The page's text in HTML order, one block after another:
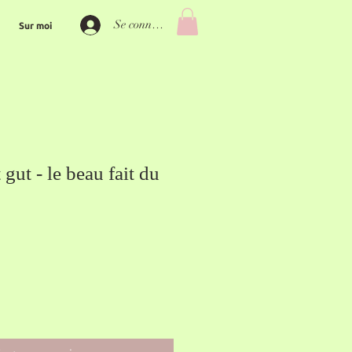
Sur moi Se connecter
- le beau fait du